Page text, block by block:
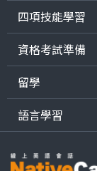
四項技能學習
資格考試準備
留學
語言學習